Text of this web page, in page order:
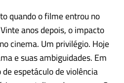
quando o filme entrou no
anos depois, o impacto
cinema. Um privilégio. Hoje
e suas ambiguidades. Em
espetáculo de violência